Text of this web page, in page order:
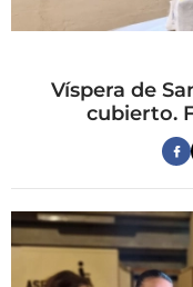
Víspera de
cubierto.